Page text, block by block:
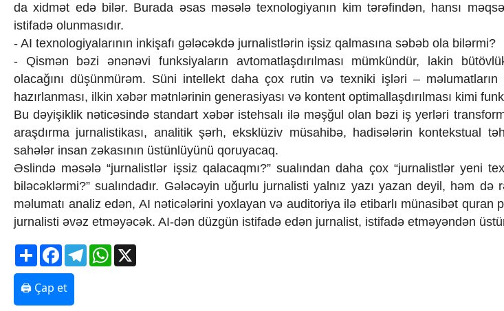
da xidmət edə bilər. Burada əsas məsələ texnologiyanın kim tərəfindən, hansı
istifadə olunmasıdır.
- AI texnologiyalarının inkişafı gələcəkdə jurnalistlərin işsiz qalmasına səbəb ola bilərmi?
- Qismən bəzi ənənəvi funksiyaların avtomatlaşdırılması mümkündür, lakin
olacağını düşünmürəm. Süni intellekt daha çox rutin və texniki işləri – məlumatların
hazırlanması, ilkin xəbər mətnlərinin generasiyası və kontent optimallaşdırılması kimi
Bu dəyişiklik nəticəsində standart xəbər istehsalı ilə məşğul olan bəzi iş yerləri
araşdırma jurnalistikası, analitik şərh, eksklüziv müsahibə, hadisələrin kontekstual
sahələr insan zəkasının üstünlüyünü qoruyacaq.
Əslində məsələ “jurnalistlər işsiz qalacaqmı?” sualından daha çox “jurnalistlər yeni
biləcəklərmi?” sualındadır. Gələcəyin uğurlu jurnalisti yalnız yazı yazan deyil, həm
məlumatı analiz edən, AI nəticələrini yoxlayan və auditoriya ilə etibarlı münasibət quran
jurnalisti əvəz etməyəcək. AI-dən düzgün istifadə edən jurnalist, istifadə etməyəndən
ShareFacebookTelegramWhatsApp
🖨 Çap et